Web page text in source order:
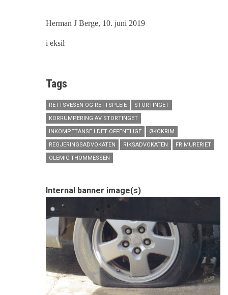
Herman J Berge, 10. juni 2019
i eksil
Tags
RETTSVESEN OG RETTSPLEIE
STORTINGET
KORRUMPERING AV STORTINGET
INKOMPETANSE I DET OFFENTLIGE
ØKOKRIM
REGJERINGSADVOKATEN
RIKSADVOKATEN
FRIMURERIET
OLEMIC THOMMESSEN
Internal banner image(s)